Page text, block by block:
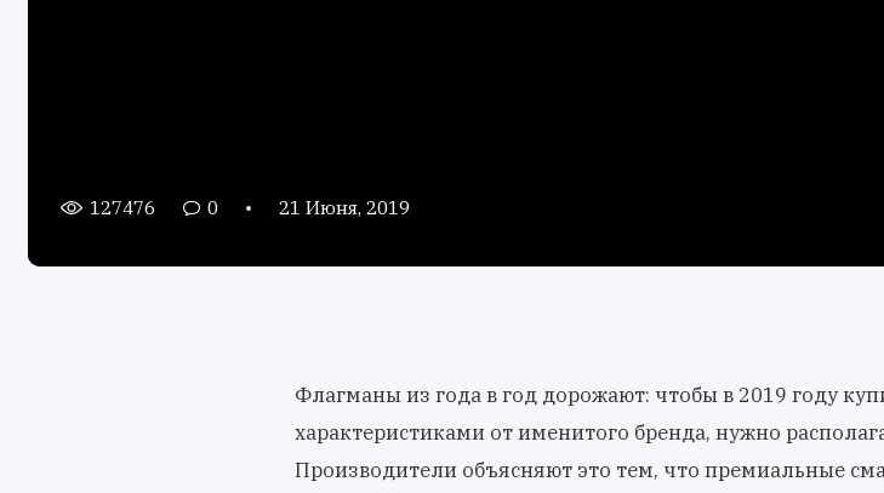
127476 0 21 Июня, 2019
Флагманы из года в год дорожают: чтобы в 2019 году
характеристиками от именитого бренда, нужно
Производители объясняют это тем, что премиальные